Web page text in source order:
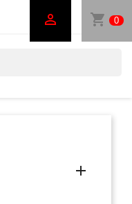
shopping_cart 0

